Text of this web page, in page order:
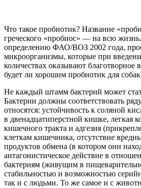
Что такое пробиотик? Название
греческого «пробиос» — на всю
определению ФАО/ВОЗ 2002 года,
микроорганизмы, которые при
количествах оказывают благотворное
будет ли хорошим пробиотик для
Не каждый штамм бактерий может
Бактерии должны соответствовать
относятся: устойчивость к соляной
в двенадцатиперстной кишке, легкая
кишечного тракта и адгезия
клеткам кишечника, отсутствие
продуктов обмена (в котором они
антагонистическое действие в
бактериям (живущим в
стабильностью и возможностью
так и с людьми. То же самое и с